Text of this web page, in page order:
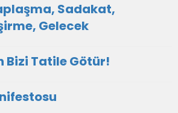
Sadakat,
Gelecek
Bizi Tatile Götür!